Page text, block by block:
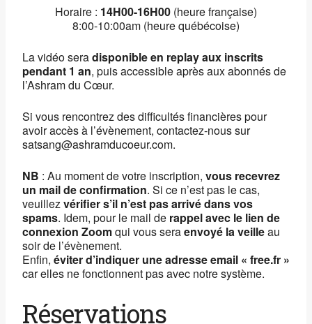
Horaire : 14H00-16H00 (heure française)
8:00-10:00am (heure québécoise)
La vidéo seradisponible en replay aux inscrits
pendant 1 an, puis accessible après aux abonnés de
l’Ashram du Cœur.
Si vous rencontrez des difficultés financières pour
avoir accès à l’évènement, contactez-nous sur
satsang@ashramducoeur.com.
NB : Au moment de votre inscription, vous recevrez
un mail de confirmation. Si ce n’est pas le cas,
veuillezvérifier s’il n’est pas arrivé dans vos
spams. Idem, pour le mail de rappel avec le lien de
connexion Zoomqui vous seraenvoyé la veilleau
soir de l’évènement.
Enfin, éviter d’indiquer une adresse email « free.fr »
car elles ne fonctionnent pas avec notre système.
Réservations